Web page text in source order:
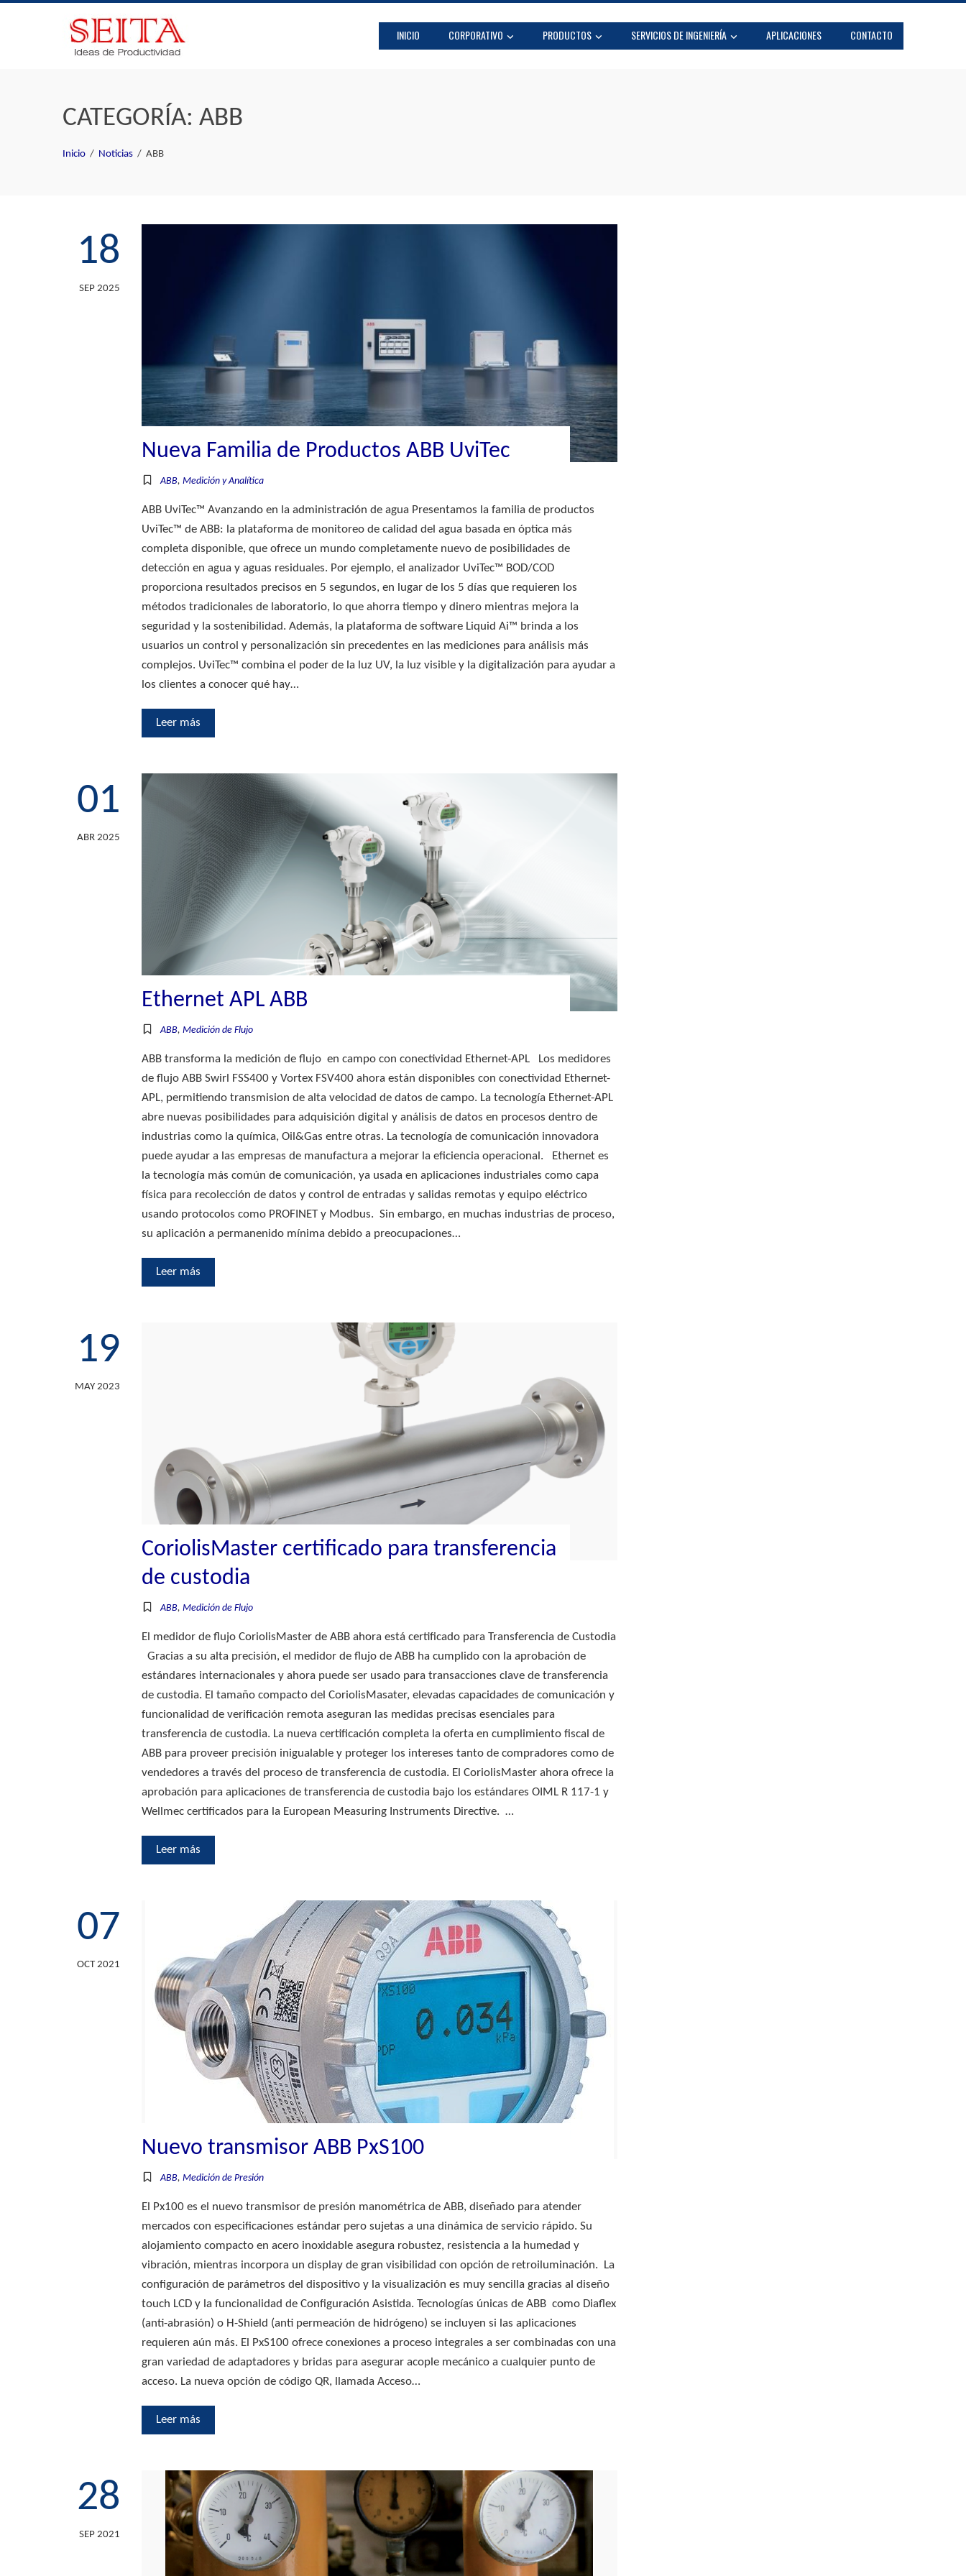
INICIO CORPORATIVO PRODUCTOS SERVICIOS DE INGENIERÍA APLICACIONES CONTACTO
CATEGORÍA: ABB
Inicio Noticias ABB
18
SEP 2025
Nueva Familia de Productos ABB UviTec
ABB, Medición y Analítica
ABB UviTec™ Avanzando en la administración de agua Presentamos la familia de productos
UviTec™ de ABB: la plataforma de monitoreo de calidad del agua basada en óptica más
completa disponible, que ofrece un mundo completamente nuevo de posibilidades de
detección en agua y aguas residuales. Por ejemplo, el analizador UviTec™ BOD/COD
proporciona resultados precisos en 5 segundos, en lugar de los 5 días que requieren los
métodos tradicionales de laboratorio, lo que ahorra tiempo y dinero mientras mejora la
seguridad y la sostenibilidad. Además, la plataforma de software Liquid Ai™ brinda a los
usuarios un control y personalización sin precedentes en las mediciones para análisis más
complejos. UviTec™ combina el poder de la luz UV, la luz visible y la digitalización para ayudar a
los clientes a conocer qué hay…
Leer más
01
ABR 2025
Ethernet APL ABB
ABB, Medición de Flujo
ABB transforma la medición de flujo en campo con conectividad Ethernet-APL Los medidores
de flujo ABB Swirl FSS400 y Vortex FSV400 ahora están disponibles con conectividad Ethernet-
APL, permitiendo transmision de alta velocidad de datos de campo. La tecnología Ethernet-APL
abre nuevas posibilidades para adquisición digital y análisis de datos en procesos dentro de
industrias como la química, Oil&Gas entre otras. La tecnología de comunicación innovadora
puede ayudar a las empresas de manufactura a mejorar la eficiencia operacional. Ethernet es
la tecnología más común de comunicación, ya usada en aplicaciones industriales como capa
física para recolección de datos y control de entradas y salidas remotas y equipo eléctrico
usando protocolos como PROFINET y Modbus. Sin embargo, en muchas industrias de proceso,
su aplicación a permanenido mínima debido a preocupaciones…
Leer más
19
MAY 2023
CoriolisMaster certificado para transferencia
de custodia
ABB, Medición de Flujo
El medidor de flujo CoriolisMaster de ABB ahora está certificado para Transferencia de Custodia
Gracias a su alta precisión, el medidor de flujo de ABB ha cumplido con la aprobación de
estándares internacionales y ahora puede ser usado para transacciones clave de transferencia
de custodia. El tamaño compacto del CoriolisMasater, elevadas capacidades de comunicación y
funcionalidad de verificación remota aseguran las medidas precisas esenciales para
transferencia de custodia. La nueva certificación completa la oferta en cumplimiento fiscal de
ABB para proveer precisión inigualable y proteger los intereses tanto de compradores como de
vendedores a través del proceso de transferencia de custodia. El CoriolisMaster ahora ofrece la
aprobación para aplicaciones de transferencia de custodia bajo los estándares OIML R 117-1 y
Wellmec certificados para la European Measuring Instruments Directive. …
Leer más
07
OCT 2021
Nuevo transmisor ABB PxS100
ABB, Medición de Presión
El Px100 es el nuevo transmisor de presión manométrica de ABB, diseñado para atender
mercados con especificaciones estándar pero sujetas a una dinámica de servicio rápido. Su
alojamiento compacto en acero inoxidable asegura robustez, resistencia a la humedad y
vibración, mientras incorpora un display de gran visibilidad con opción de retroiluminación. La
configuración de parámetros del dispositivo y la visualización es muy sencilla gracias al diseño
touch LCD y la funcionalidad de Configuración Asistida. Tecnologías únicas de ABB como Diaflex
(anti-abrasión) o H-Shield (anti permeación de hidrógeno) se incluyen si las aplicaciones
requieren aún más. El PxS100 ofrece conexiones a proceso integrales a ser combinadas con una
gran variedad de adaptadores y bridas para asegurar acople mecánico a cualquier punto de
acceso. La nueva opción de código QR, llamada Acceso…
Leer más
28
SEP 2021